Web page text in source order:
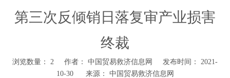
第三次反倾销日落复审产业损害
终裁
浏览数量： 2 作者： 中国贸易救济信息网 发布时间： 2021-
10-30 来源： 中国贸易救济信息网